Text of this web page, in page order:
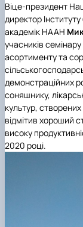
Віце-президент
директор
академік НААН
учасників
асортименту та
демонстраційних
соняшнику,
культур,
відмітив хороший
високу
2020 році.